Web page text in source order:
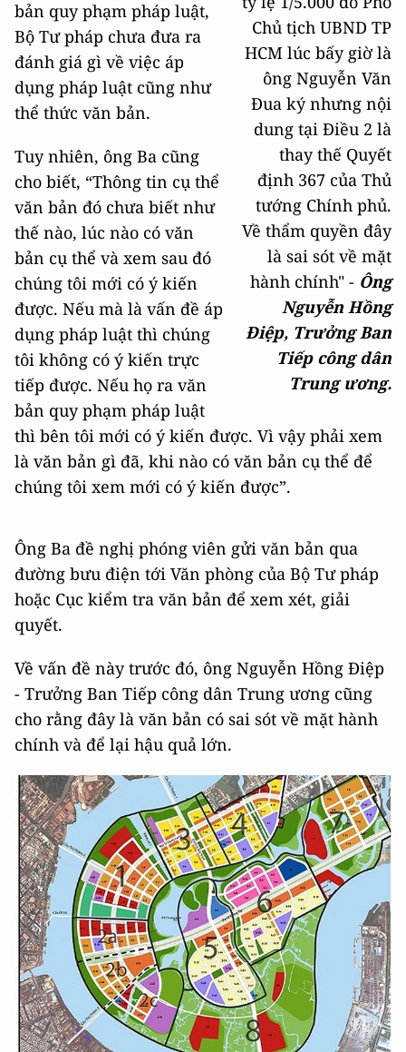
Chủ tịch UBND TP
HCM lúc bấy giờ là
ông Nguyễn Văn
Đua ký nhưng nội
dung tại Điều 2 là
thay thế Quyết
định 367 của Thủ
tướng Chính phủ.
Về thẩm quyền đây
là sai sót về mặt
hành chính" - Ông
Nguyễn Hồng
Điệp, Trưởng Ban
Tiếp công dân
Trung ương.
bản quy phạm pháp luật,
Bộ Tư pháp chưa đưa ra
đánh giá gì về việc áp
dụng pháp luật cũng như
thể thức văn bản.
Tuy nhiên, ông Ba cũng
cho biết, “Thông tin cụ thể
văn bản đó chưa biết như
thế nào, lúc nào có văn
bản cụ thể và xem sau đó
chúng tôi mới có ý kiến
được. Nếu mà là vấn đề áp
dụng pháp luật thì chúng
tôi không có ý kiến trực
tiếp được. Nếu họ ra văn
bản quy phạm pháp luật
thì bên tôi mới có ý kiến được. Vì vậy phải xem
là văn bản gì đã, khi nào có văn bản cụ thể để
chúng tôi xem mới có ý kiến được”.
Ông Ba đề nghị phóng viên gửi văn bản qua
đường bưu điện tới Văn phòng của Bộ Tư pháp
hoặc Cục kiểm tra văn bản để xem xét, giải
quyết.
Về vấn đề này trước đó, ông Nguyễn Hồng Điệp
- Trưởng Ban Tiếp công dân Trung ương cũng
cho rằng đây là văn bản có sai sót về mặt hành
chính và để lại hậu quả lớn.